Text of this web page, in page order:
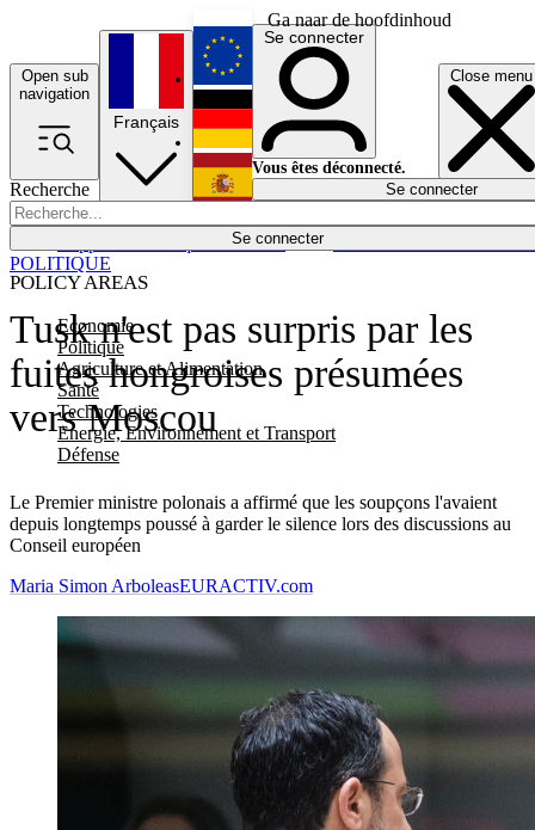
Ga naar de hoofdinhoud
Open sub
navigation
Close menu
Recherche
Se connecter
POLICY AREAS
Economie
Politique
Agriculture et Alimentation
Santé
Technologies
Energie, Environnement et Transport
Défense
Économie
Français
English
Deutsch
Español
Se connecter
Vous êtes déconnecté.
Se connecter
Tusk n'est pas surpris par les
fuites hongroises présumées
vers Moscou
Le Premier ministre polonais a affirmé que les soupçons l'avaient
depuis longtemps poussé à garder le silence lors des discussions au
Conseil européen
POLITIQUE
Maria Simon ArboleasEURACTIV.com